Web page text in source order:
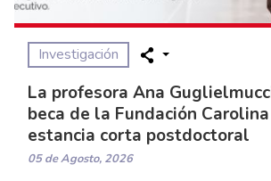
Investigación
La profesora Ana
beca de la Fundación
estancia corta postdoctoral
05 de Agosto, 2026